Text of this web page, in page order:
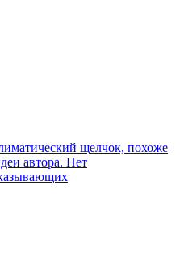
щелчок, похоже
автора. Нет